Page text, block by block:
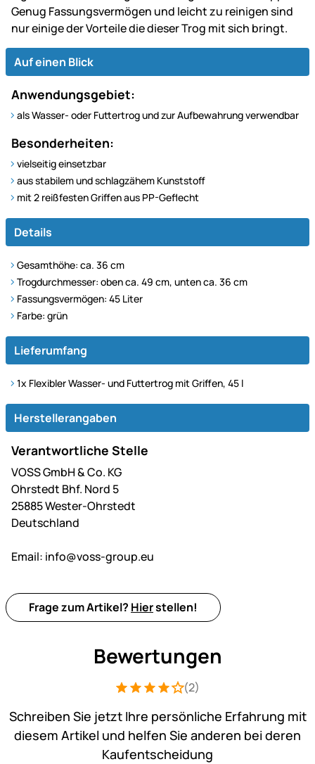
Genug Fassungsvermögen und leicht zu reinigen sind
nur einige der Vorteile die dieser Trog mit sich bringt.
Auf einen Blick
Anwendungsgebiet:
als Wasser- oder Futtertrog und zur Aufbewahrung verwendbar
Besonderheiten:
vielseitig einsetzbar
aus stabilem und schlagzähem Kunststoff
mit 2 reißfesten Griffen aus PP-Geflecht
Details
Gesamthöhe: ca. 36 cm
Trogdurchmesser: oben ca. 49 cm, unten ca. 36 cm
Fassungsvermögen: 45 Liter
Farbe: grün
Lieferumfang
1x Flexibler Wasser- und Futtertrog mit Griffen, 45 l
Herstellerangaben
Verantwortliche Stelle
VOSS GmbH & Co. KG
Ohrstedt Bhf. Nord 5
25885 Wester-Ohrstedt
Deutschland
Email: info@voss-group.eu
Frage zum Artikel? Hierstellen!
Bewertungen
Bewertung: 4 von 5 (2 Bewertungen)
2 Bewertungen
(2)
Schreiben Sie jetzt Ihre persönliche Erfahrung mit
diesem Artikel und helfen Sie anderen bei deren
Kaufentscheidung